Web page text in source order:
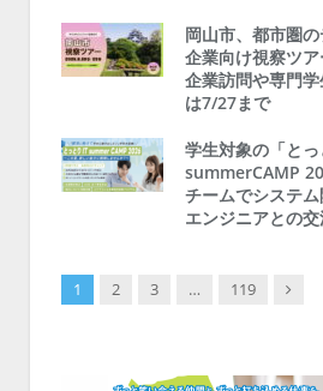
岡山市、都市圏
企業向け視察ツ
企業訪問や専門
は7/27まで
学生対象の「と
summerCAMP
チームでシステ
エンジニアとの交
1 2 3 … 119 Next